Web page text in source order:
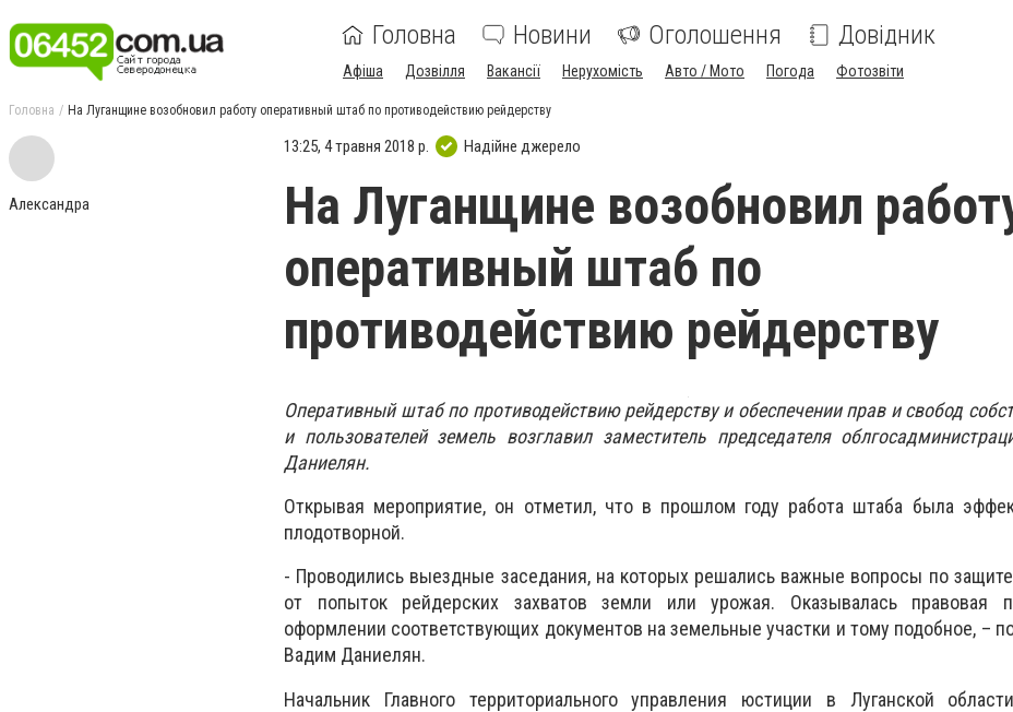
Головна Новини Оголошення Довідник
Афіша Дозвілля Вакансії Нерухомість Авто / Мото Погода Фотозвіти
Головна На Луганщине возобновил работу оперативный штаб по противодействию рейдерству
Александра
13:25, 4 травня 2018 р. Надійне джерело
На Луганщине возобновил
оперативный штаб по
противодействию рейдерству
Оперативный штаб по противодействию рейдерству и обеспечении прав и свобод
и пользователей земель возглавил заместитель председателя
Даниелян.
Открывая мероприятие, он отметил, что в прошлом году работа штаба была
плодотворной.
- Проводились выездные заседания, на которых решались важные вопросы по защите
от попыток рейдерских захватов земли или урожая. Оказывалась правовая
оформлении соответствующих документов на земельные участки и тому подобное, –
Вадим Даниелян.
Начальник Главного территориального управления юстиции в Луганской